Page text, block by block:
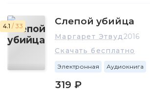
4.1 / 33 Слепой убийца
Маргарет Этвуд2016
Скачать бесплатно
Электронная Аудиокнига
319 ₽